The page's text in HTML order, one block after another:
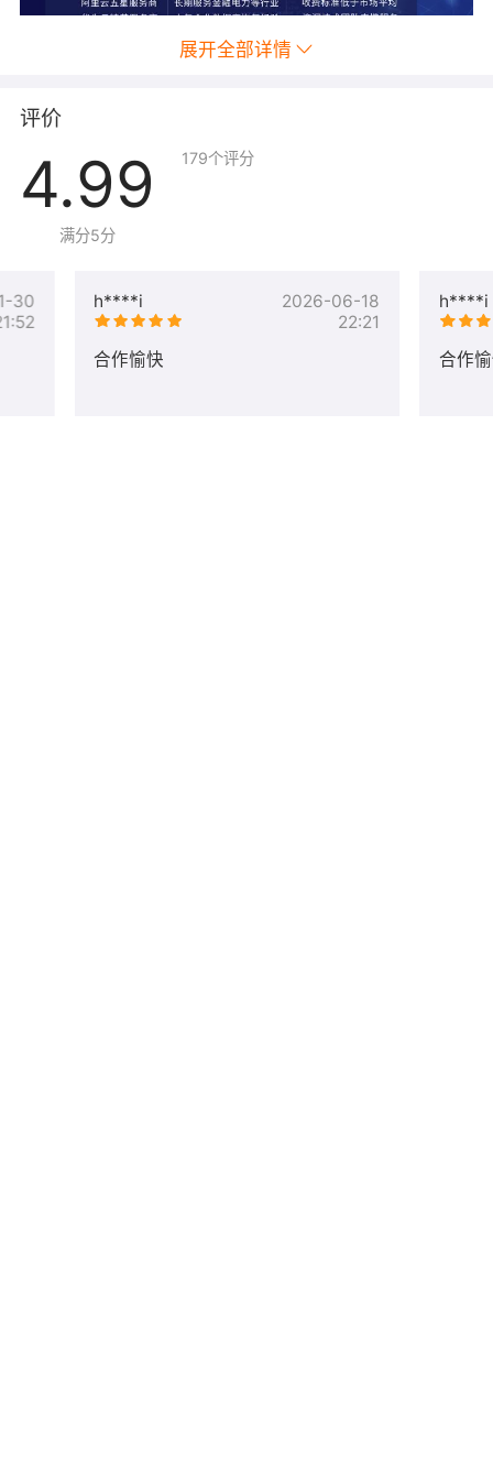
展开全部详情
评价
4.99
满分5分
179个评分
h****i
2026-06-18
22:21
合作愉快
h****i
合作
30